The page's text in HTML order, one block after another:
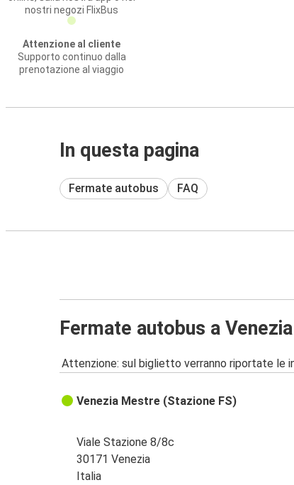
nostri negozi FlixBus
Attenzione al cliente
Supporto continuo dalla
prenotazione al viaggio
In questa pagina
Fermate autobus FAQ
Fermate autobus a Venezia
Attenzione: sul biglietto verranno riportate le
Venezia Mestre (Stazione FS)
Viale Stazione 8/8c
30171 Venezia
Italia